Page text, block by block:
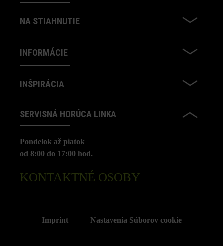
NA STIAHNUTIE
INFORMÁCIE
INŠPIRÁCIA
SERVISNÁ HORÚCA LINKA
Pondelok až piatok
od 8:00 do 17:00 hod.
KONTAKTNÉ OSOBY
Imprint Nastavenia Súborov cookie